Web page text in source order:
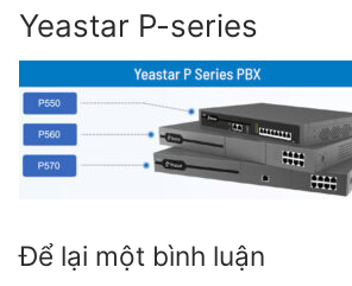
GIỚI THIỆU
SẢN PHẨM
VOIP PBX FOR SME
Tổng đài VoIP Yeastar S412
Tổng đài VoIP Yeastar S50
Yeastar P-series
Để lại một bình luận